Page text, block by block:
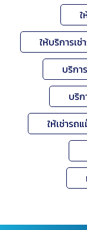
ให้บริการเ
บริกา
บริ
ให้เช่ารถ